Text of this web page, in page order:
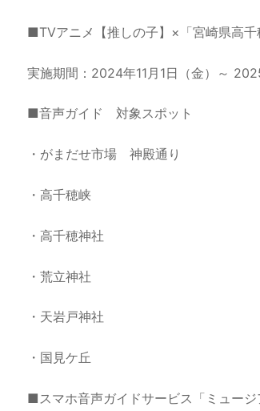
■TVアニメ【推しの子】×「宮崎県高千
実施期間：2024年11月1日（金）～
■音声ガイド 対象スポット
・がまだせ市場 神殿通り
・高千穂峡
・高千穂神社
・荒立神社
・天岩戸神社
・国見ケ丘
■スマホ音声ガイドサービス「ミュー